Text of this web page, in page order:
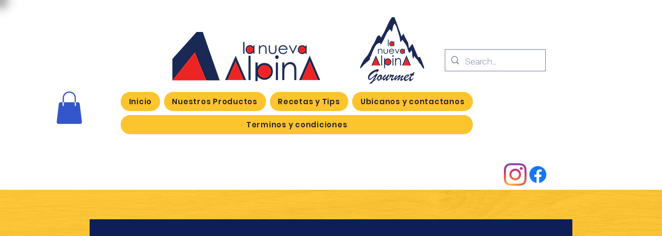
Inicio Nuestros Productos Recetas y Tips Ubicanos y contactanos
Terminos y condiciones